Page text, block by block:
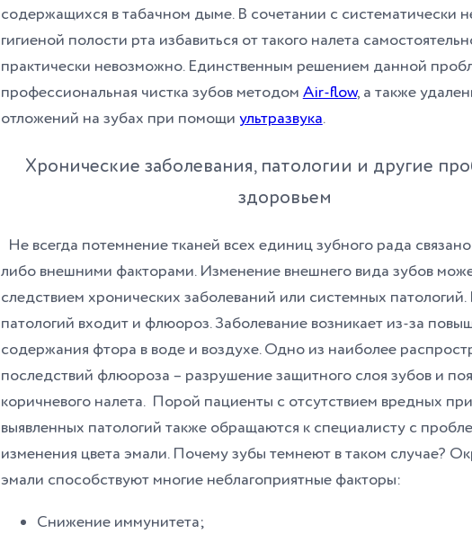
содержащихся в табачном дыме. В сочетании с систематически
гигиеной полости рта избавиться от такого налета
практически невозможно. Единственным решением данной
профессиональная чистка зубов методом Air-flow, а также
отложений на зубах при помощи ультразвука.
Хронические заболевания, патологии и другие
здоровьем
Не всегда потемнение тканей всех единиц зубного рада
либо внешними факторами. Изменение внешнего вида зубов
следствием хронических заболеваний или системных патологий.
патологий входит и флюороз. Заболевание возникает из-за
содержания фтора в воде и воздухе. Одно из наиболее
последствий флюороза – разрушение защитного слоя зубов и
коричневого налета. Порой пациенты с отсутствием вредных
выявленных патологий также обращаются к специалисту с
изменения цвета эмали. Почему зубы темнеют в таком случае?
эмали способствуют многие неблагоприятные факторы:
Снижение иммунитета;